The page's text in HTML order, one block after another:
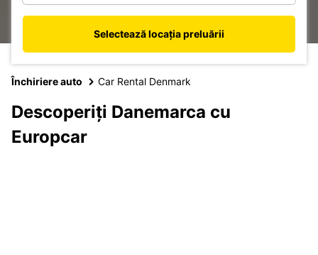
Selectează locația preluării
Închiriere auto Car Rental Denmark
Descoperiți Danemarca cu
Europcar